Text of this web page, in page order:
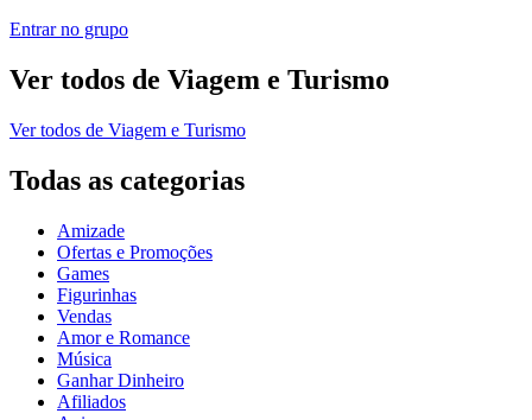
Entrar no grupo
Ver todos de Viagem e Turismo
Ver todos de Viagem e Turismo
Todas as categorias
Amizade
Ofertas e Promoções
Games
Figurinhas
Vendas
Amor e Romance
Música
Ganhar Dinheiro
Afiliados